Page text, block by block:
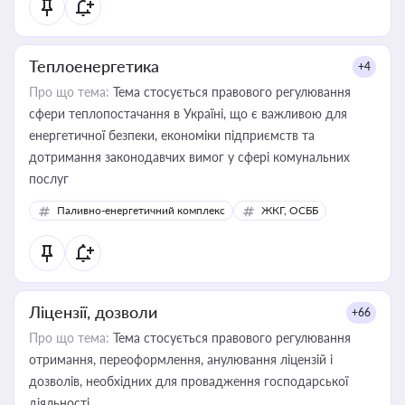
Теплоенергетика +4
Про що тема: Тема стосується правового регулювання
сфери теплопостачання в Україні, що є важливою для
енергетичної безпеки, економіки підприємств та
дотримання законодавчих вимог у сфері комунальних
послуг
Паливно-енергетичний комплекс ЖКГ, ОСББ
Ліцензії, дозволи +66
Про що тема: Тема стосується правового регулювання
отримання, переоформлення, анулювання ліцензій і
дозволів, необхідних для провадження господарської